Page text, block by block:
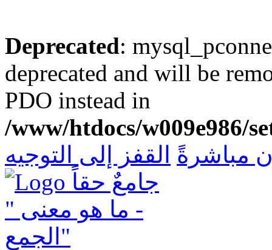
Deprecated:
deprecated and will be
PDO instead in
/www/htdocs/w009e986/
مباشرةً
القفز إلى التوجيه